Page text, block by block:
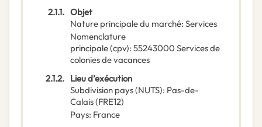
2.1.1. Objet
Nature principale du marché: Services
Nomenclature
principale(cpv): 55243000 Services de
colonies de vacances
2.1.2. Lieu d’exécution
Subdivision pays (NUTS): Pas-de-
Calais(FRE12)
Pays: France